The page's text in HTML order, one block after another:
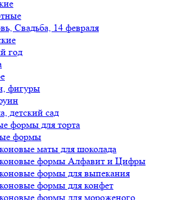
Свадьба, 14 февраля
год
фигуры
детский сад
формы для торта
формы
маты для шоколада
формы Алфавит и Цифры
формы для выпекания
формы для конфет
формы для мороженого